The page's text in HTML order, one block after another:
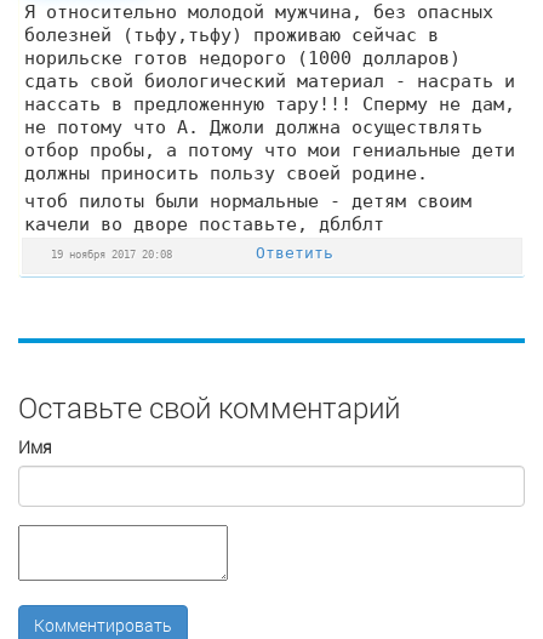
Я относительно молодой мужчина, без опасных
болезней (тьфу,тьфу) проживаю сейчас в
норильске готов недорого (1000 долларов)
сдать свой биологический материал - насрать и
нассать в предложенную тару!!! Сперму не дам,
не потому что А. Джоли должна осуществлять
отбор пробы, а потому что мои гениальные дети
должны приносить пользу своей родине.
чтоб пилоты были нормальные - детям своим
качели во дворе поставьте, дблблт
19 ноября 2017 20:08 Ответить
Оставьте свой комментарий
Имя
Комментировать